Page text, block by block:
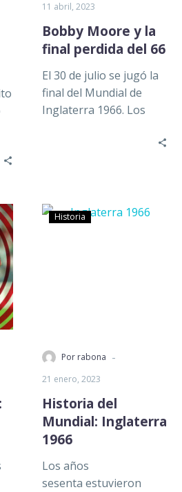
11 abril, 2023
Bobby Moore y la
final perdida del 66
El 30 de julio se jugó la
final del Mundial de
Inglaterra 1966. Los
Historia
Por rabona -
21 enero, 2023
Historia del
Mundial: Inglaterra
1966
Los años
sesenta estuvieron